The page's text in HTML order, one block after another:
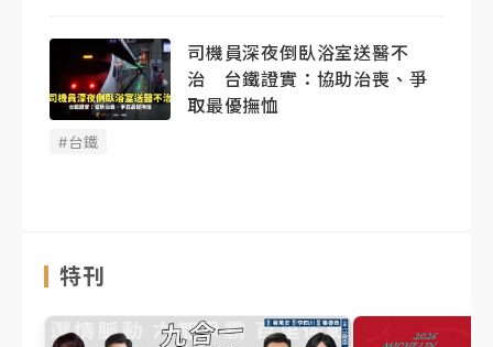
司機員深夜倒臥浴室送醫不
治 台鐵證實：協助治喪、爭
取最優撫恤
#台鐵
特刊